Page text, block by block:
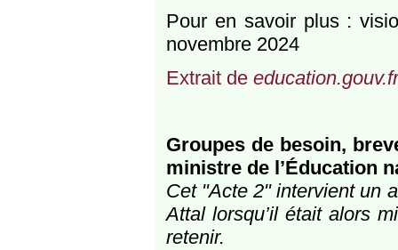
Pour en savoir plus :
novembre 2024
Extrait de education.gouv.fr
Groupes de besoin,
ministre de l’Éducation
Cet "Acte 2" intervient un
Attal lorsqu’il était alors
retenir.